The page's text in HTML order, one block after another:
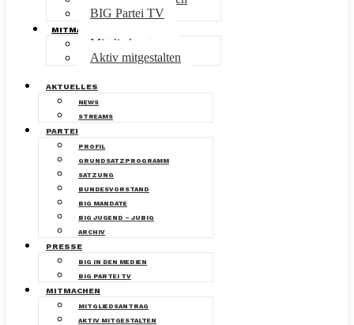
BIG Partei TV
MITMACHEN
Mitgliedsantrag
Aktiv mitgestalten
AKTUELLES
NEWS
STREAMS
PARTEI
PROFIL
GRUNDSATZPROGRAMM
SATZUNG
BUNDESVORSTAND
BIG MANDATE
BIG JUGEND – JUBIG
ARCHIV
PRESSE
BIG IN DEN MEDIEN
BIG PARTEI TV
MITMACHEN
MITGLIEDSANTRAG
AKTIV MITGESTALTEN